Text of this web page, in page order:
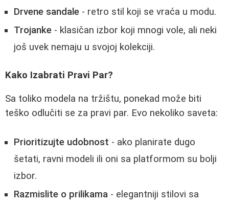
Drvene sandale - retro stil koji se vraća u modu.
Trojanke - klasičan izbor koji mnogi vole, ali neki
još uvek nemaju u svojoj kolekciji.
Kako Izabrati Pravi Par?
Sa toliko modela na tržištu, ponekad može biti
teško odlučiti se za pravi par. Evo nekoliko saveta:
Prioritizujte udobnost - ako planirate dugo
šetati, ravni modeli ili oni sa platformom su bolji
izbor.
Razmislite o prilikama - elegantniji stilovi sa